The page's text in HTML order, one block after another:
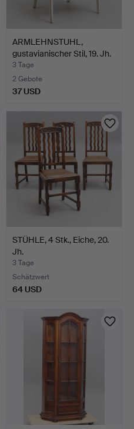
ARMLEHNSTUHL,
gustavianischer Stil, 19. Jh.
3 Tage
2 Gebote
37 USD
STÜHLE, 4 Stk., Eiche, 20.
Jh.
3 Tage
Schätzwert
64 USD